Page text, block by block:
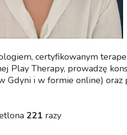
certyfikowanym
Play Therapy, prowadzę
Gdyni i w formie online)
221 razy